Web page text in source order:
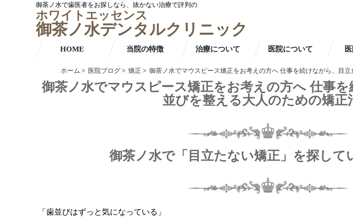
御茶ノ水で歯医者をお探しなら、抜かない治療で評判の
ホワイトエッセンス
御茶ノ水デンタルクリニック
HOME 当院の特徴 治療について 医院について
ホーム > 医院ブログ > 矯正 > 御茶ノ水でマウスピース矯正をお考えの方へ 仕事を続けながら、目
御茶ノ水でマウスピース矯正をお考えの方へ 仕事
並びを整える大人のための矯正
御茶ノ水で「目立たない矯正」を探して
「歯並びはずっと気になっている」